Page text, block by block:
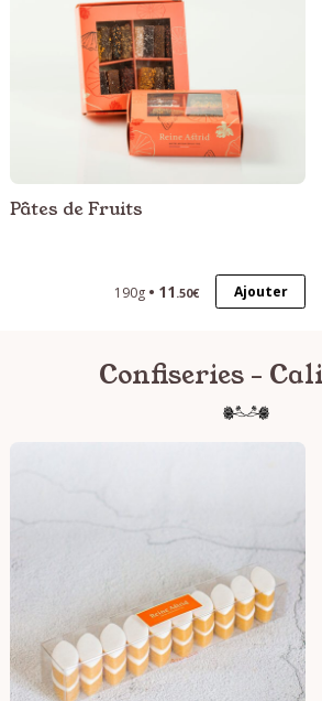
Pâtes de Fruits
190g 11 .50€ Ajouter
Confiseries -